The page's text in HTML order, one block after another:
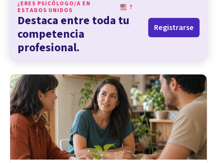
¿ERES PSICÓLOGO/A EN
ESTADOS UNIDOS
?
Destaca entre toda tu
competencia
profesional.
Registrarse